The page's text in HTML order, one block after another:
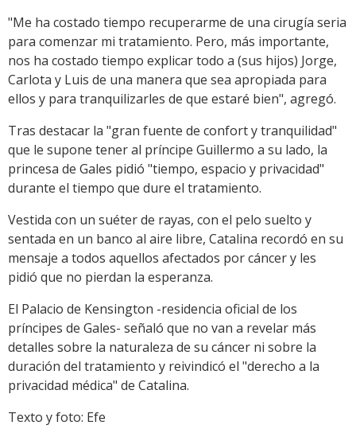
"Me ha costado tiempo recuperarme de una cirugía seria
para comenzar mi tratamiento. Pero, más importante,
nos ha costado tiempo explicar todo a (sus hijos) Jorge,
Carlota y Luis de una manera que sea apropiada para
ellos y para tranquilizarles de que estaré bien", agregó.
Tras destacar la "gran fuente de confort y tranquilidad"
que le supone tener al príncipe Guillermo a su lado, la
princesa de Gales pidió "tiempo, espacio y privacidad"
durante el tiempo que dure el tratamiento.
Vestida con un suéter de rayas, con el pelo suelto y
sentada en un banco al aire libre, Catalina recordó en su
mensaje a todos aquellos afectados por cáncer y les
pidió que no pierdan la esperanza.
El Palacio de Kensington -residencia oficial de los
príncipes de Gales- señaló que no van a revelar más
detalles sobre la naturaleza de su cáncer ni sobre la
duración del tratamiento y reivindicó el "derecho a la
privacidad médica" de Catalina.
Texto y foto: Efe